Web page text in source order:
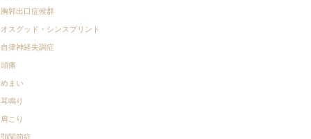
胸郭出口症候群
オスグッド・シンスプリント
自律神経失調症
頭痛
めまい
耳鳴り
肩こり
顎関節症